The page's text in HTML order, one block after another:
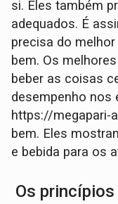
si. Eles também
adequados. É
precisa do
bem. Os
beber as coisas
desempenho nos
https://megapari-
bem. Eles
e bebida para os
Os